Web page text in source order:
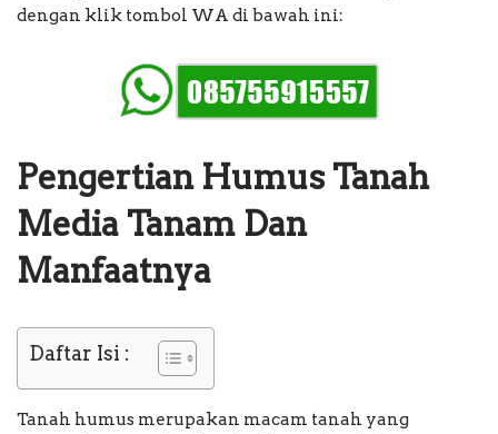
dengan klik tombol WA di bawah ini:
Pengertian Humus Tanah
Media Tanam Dan
Manfaatnya
Daftar Isi :
Tanah humus merupakan macam tanah yang